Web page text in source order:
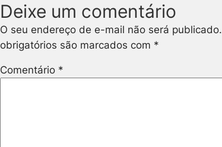
Deixe um comentário
O seu endereço de e-mail não será publicado.
obrigatórios são marcados com *
Comentário *